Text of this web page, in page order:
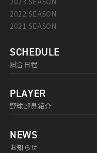
2022 SEASON
2021 SEASON
SCHEDULE
試合日程
PLAYER
野球部員紹介
NEWS
お知らせ